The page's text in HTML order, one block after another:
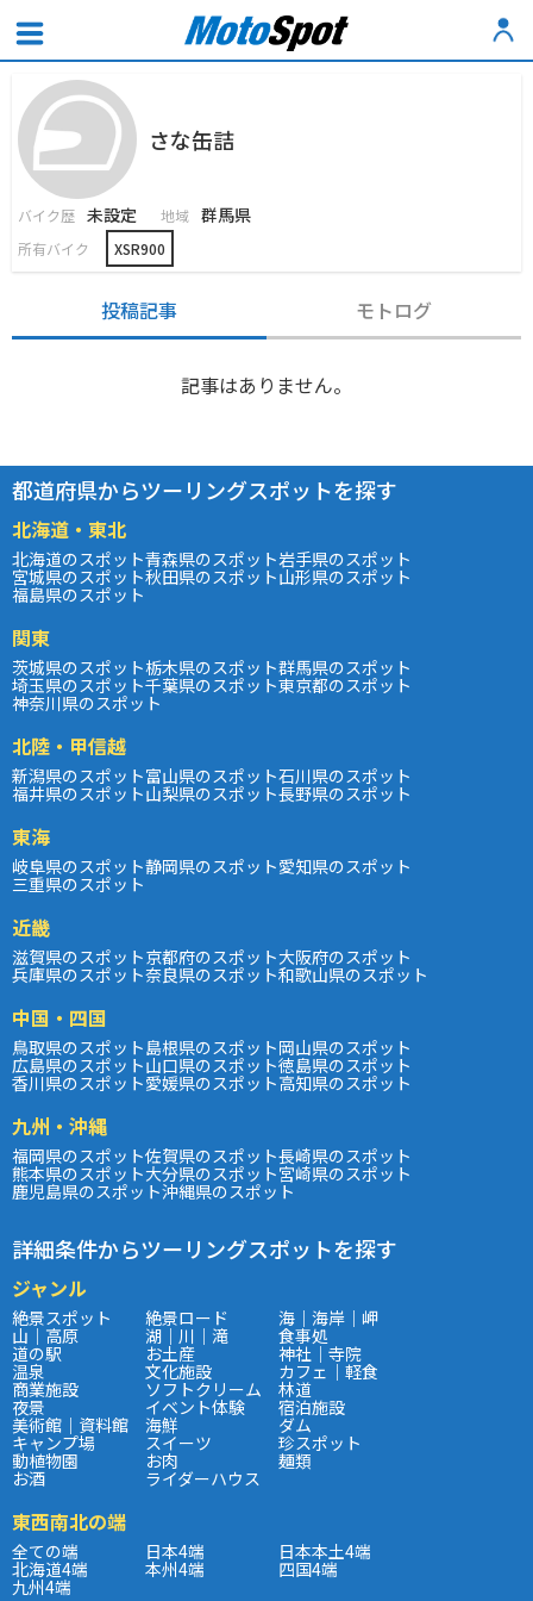
さな缶詰
バイク歴 未設定 地域 群馬県
所有バイク XSR900
投稿記事 モトログ
記事はありません。
都道府県からツーリングスポットを探す
北海道・東北
北海道のスポット青森県のスポット岩手県のスポット
宮城県のスポット秋田県のスポット山形県のスポット
福島県のスポット
関東
茨城県のスポット栃木県のスポット群馬県のスポット
埼玉県のスポット千葉県のスポット東京都のスポット
神奈川県のスポット
北陸・甲信越
新潟県のスポット富山県のスポット石川県のスポット
福井県のスポット山梨県のスポット長野県のスポット
東海
岐阜県のスポット静岡県のスポット愛知県のスポット
三重県のスポット
近畿
滋賀県のスポット京都府のスポット大阪府のスポット
兵庫県のスポット奈良県のスポット和歌山県のスポット
中国・四国
鳥取県のスポット島根県のスポット岡山県のスポット
広島県のスポット山口県のスポット徳島県のスポット
香川県のスポット愛媛県のスポット高知県のスポット
九州・沖縄
福岡県のスポット佐賀県のスポット長崎県のスポット
熊本県のスポット大分県のスポット宮崎県のスポット
鹿児島県のスポット沖縄県のスポット
詳細条件からツーリングスポットを探す
ジャンル
絶景スポット 絶景ロード 海｜海岸｜岬
山｜高原 湖｜川｜滝 食事処
道の駅 お土産 神社｜寺院
温泉 文化施設 カフェ｜軽食
商業施設 ソフトクリーム 林道
夜景 イベント体験 宿泊施設
美術館｜資料館 海鮮 ダム
キャンプ場 スイーツ 珍スポット
動植物園 お肉 麺類
お酒 ライダーハウス
東西南北の端
全ての端 日本4端 日本本土4端
北海道4端 本州4端 四国4端
九州4端